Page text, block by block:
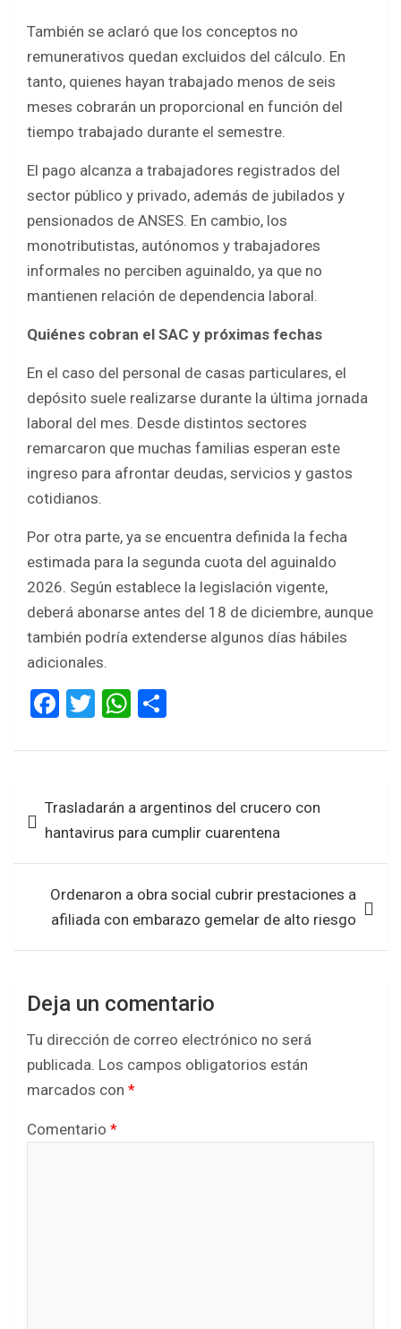
También se aclaró que los conceptos no
remunerativos quedan excluidos del cálculo. En
tanto, quienes hayan trabajado menos de seis
meses cobrarán un proporcional en función del
tiempo trabajado durante el semestre.
El pago alcanza a trabajadores registrados del
sector público y privado, además de jubilados y
pensionados de ANSES. En cambio, los
monotributistas, autónomos y trabajadores
informales no perciben aguinaldo, ya que no
mantienen relación de dependencia laboral.
Quiénes cobran el SAC y próximas fechas
En el caso del personal de casas particulares, el
depósito suele realizarse durante la última jornada
laboral del mes. Desde distintos sectores
remarcaron que muchas familias esperan este
ingreso para afrontar deudas, servicios y gastos
cotidianos.
Por otra parte, ya se encuentra definida la fecha
estimada para la segunda cuota del aguinaldo
2026. Según establece la legislación vigente,
deberá abonarse antes del 18 de diciembre, aunque
también podría extenderse algunos días hábiles
adicionales.
F
ce
o
o
k
T
tt
W
at
A
p
p
ar
de Trasladarán a argentinos del crucero con
hantavirus para cumplir cuarentena
Ordenaron a obra social cubrir prestaciones a
afiliada con embarazo gemelar de alto riesgo
Deja un comentario
Tu dirección de correo electrónico no será
publicada. Los campos obligatorios están
marcados con *
Comentario *